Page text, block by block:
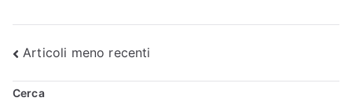
Navigazione
articoli
Articoli meno recenti
Cerca